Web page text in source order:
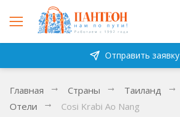
Отправить заявку
Главная Страны Таиланд
Отели
Cosi Krabi Ao Nang